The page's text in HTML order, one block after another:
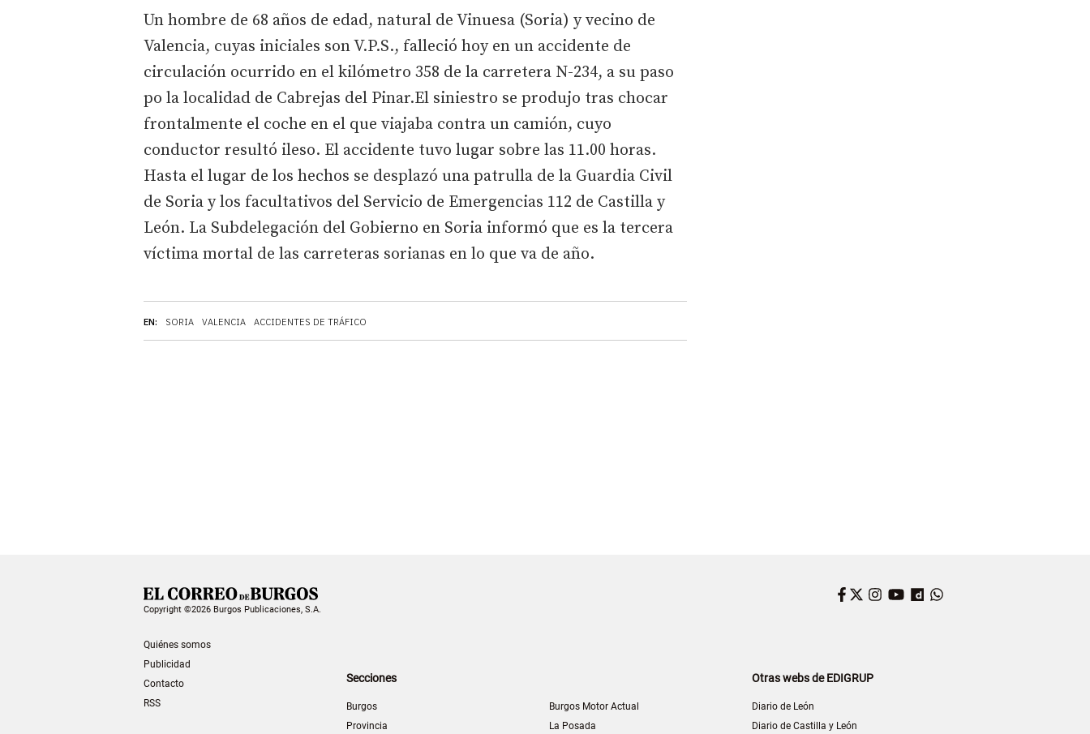
EN: SORIA VALENCIA ACCIDENTES DE TRÁFICO
Un hombre de 68 años de edad, natural de Vinuesa (Soria) y vecino de
Valencia, cuyas iniciales son V.P.S., falleció hoy en un accidente de
circulación ocurrido en el kilómetro 358 de la carretera N-234, a su paso
po la localidad de Cabrejas del Pinar.El siniestro se produjo tras chocar
frontalmente el coche en el que viajaba contra un camión, cuyo
conductor resultó ileso. El accidente tuvo lugar sobre las 11.00 horas.
Hasta el lugar de los hechos se desplazó una patrulla de la Guardia Civil
de Soria y los facultativos del Servicio de Emergencias 112 de Castilla y
León. La Subdelegación del Gobierno en Soria informó que es la tercera
víctima mortal de las carreteras sorianas en lo que va de año.
Copyright ©2026 Burgos Publicaciones, S.A.
Quiénes somos
Publicidad
Contacto
RSS
Facebook
Twitter
Instagram
YouTube
Dailymotion
Secciones
Burgos
Provincia
Burgos Motor Actual
La Posada
Otras webs de EDIGRUP
Diario de León
Diario de Castilla y León